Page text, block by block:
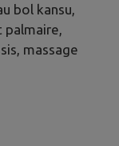
bol kansu,
palmaire,
massage